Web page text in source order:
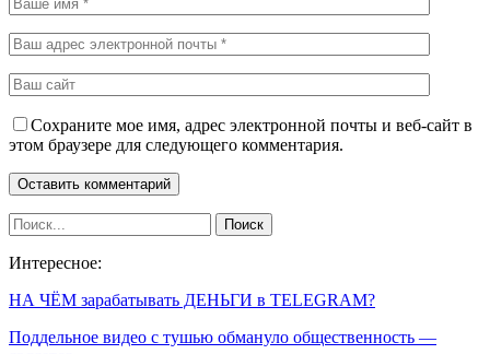
Сохраните мое имя, адрес электронной почты и веб-сайт в
этом браузере для следующего комментария.
Интересное:
НА ЧЁМ зарабатывать ДЕНЬГИ в TELEGRAM?
Поддельное видео с тушью обмануло общественность —